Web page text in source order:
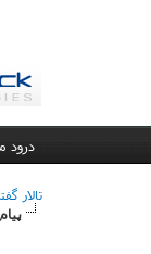
درود
تالار